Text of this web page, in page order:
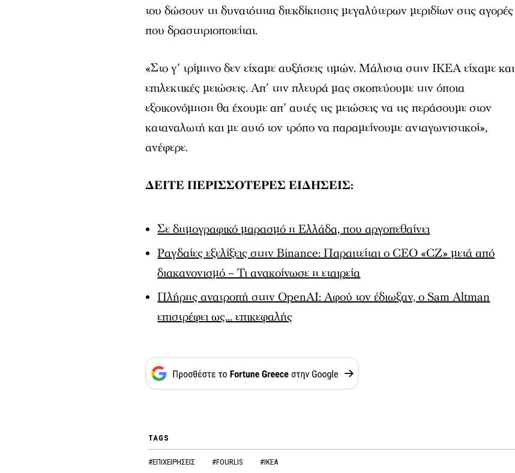
του δώσουν τη δυνατότητα διεκδίκησης μεγαλύτερων μεριδίων στις αγορές
που δραστηριοποιείται.
«Στο γ’ τρίμηνο δεν είχαμε αυξήσεις τιμών. Μάλιστα στην ΙΚΕΑ είχαμε και
επιλεκτικές μειώσεις. Απ’ την πλευρά μας σκοπεύουμε την όποια
εξοικονόμηση θα έχουμε απ’ αυτές τις μειώσεις να τις περάσουμε στον
καταναλωτή και με αυτό τον τρόπο να παραμείνουμε ανταγωνιστικοί»,
ανέφερε.
ΔΕΙΤΕ ΠΕΡΙΣΣΟΤΕΡΕΣ ΕΙΔΗΣΕΙΣ:
Σε δημογραφικό μαρασμό η Ελλάδα, που αργοπεθαίνει
Ραγδαίες εξελίξεις στην Binance: Παραιτείται ο CEO «CZ» μετά από
διακανονισμό – Τι ανακοίνωσε η εταιρεία
Πλήρης ανατροπή στην OpenAI: Αφού τον έδιωξαν, ο Sam Altman
επιστρέφει ως… επικεφαλής
TAGS
#ΕΠΙΧΕΙΡΗΣΕΙΣ #FOURLIS #IKEA